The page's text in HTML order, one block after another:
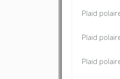
Plaid
Plaid
Plaid